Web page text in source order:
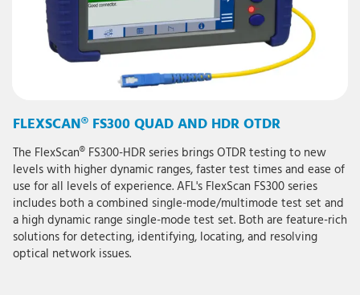
FLEXSCAN® FS300 QUAD AND HDR OTDR
The FlexScan® FS300-HDR series brings OTDR testing to new
levels with higher dynamic ranges, faster test times and ease of
use for all levels of experience. AFL's FlexScan FS300 series
includes both a combined single-mode/multimode test set and
a high dynamic range single-mode test set. Both are feature-rich
solutions for detecting, identifying, locating, and resolving
optical network issues.